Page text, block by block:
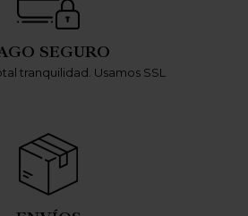
SEGURO
tranquilidad. Usamos SSL